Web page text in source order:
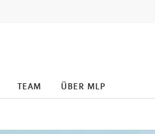
team über mlp